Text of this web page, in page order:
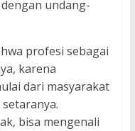
undang-
profesi sebagai
karena
dari masyarakat
bisa mengenali